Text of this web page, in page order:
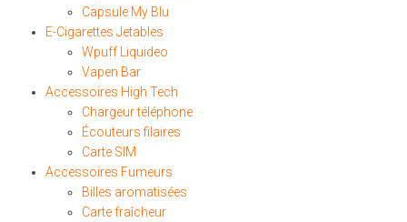
Capsule My Blu
E-Cigarettes Jetables
Wpuff Liquideo
Vapen Bar
Accessoires High Tech
Chargeur téléphone
Écouteurs filaires
Carte SIM
Accessoires Fumeurs
Billes aromatisées
Carte fraîcheur